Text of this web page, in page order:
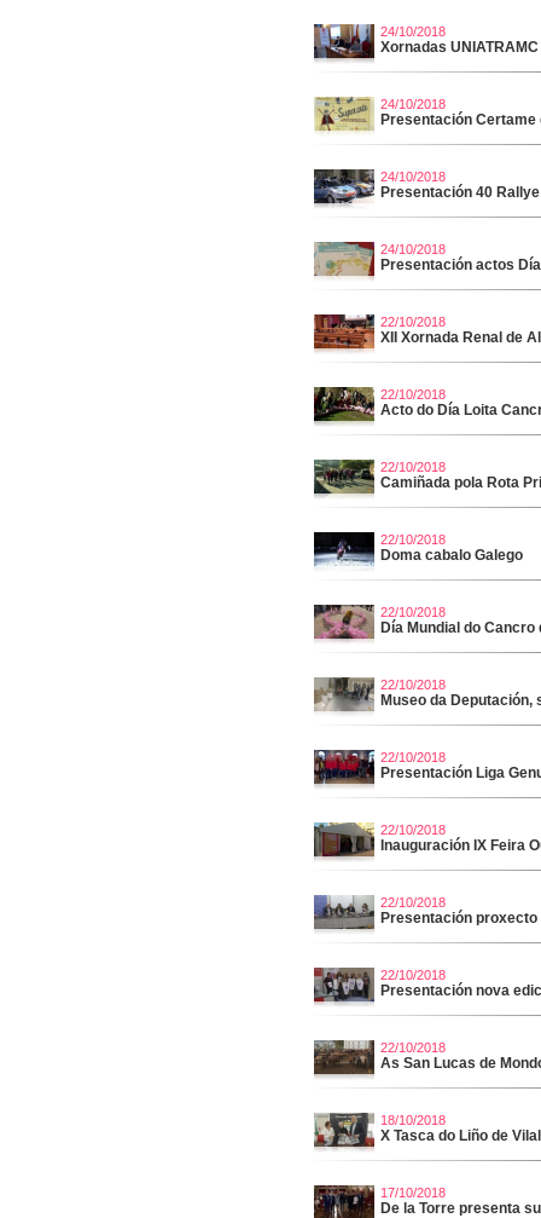
24/10/2018
Xornadas
24/10/2018
Presentación Certame
24/10/2018
Presentación 40
24/10/2018
Presentación actos
22/10/2018
XII Xornada Renal de
22/10/2018
Acto do Día Loita
22/10/2018
Camiñada pola Rota
22/10/2018
Doma cabalo Galego
22/10/2018
Día Mundial do Cancro
22/10/2018
Museo da Deputación,
22/10/2018
Presentación Liga
22/10/2018
Inauguración IX Feira
22/10/2018
Presentación
22/10/2018
Presentación nova
22/10/2018
As San Lucas de
18/10/2018
X Tasca do Liño de
17/10/2018
De la Torre presenta